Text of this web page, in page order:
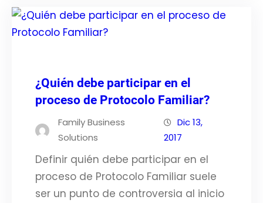
¿Quién debe participar en el
proceso de Protocolo Familiar?
Family Business
Solutions
Dic 13,
2017
Definir quién debe participar en el
proceso de Protocolo Familiar suele
ser un punto de controversia al inicio